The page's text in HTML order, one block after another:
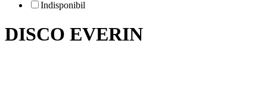
Indisponibil
DISCO EVERIN